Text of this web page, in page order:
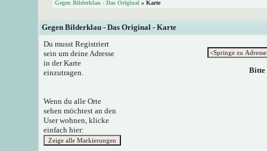
Gegen Bilderklau - Das Original » Karte
Gegen Bilderklau - Das Original - Karte
Du musst Registriert
sein um deine Adresse
in der Karte
einzutragen.
Wenn du alle Orte
sehen möchtest an den
User wohnen, klicke
einfach hier:
Bitte